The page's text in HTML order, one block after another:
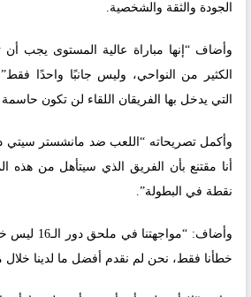
الجودة والثقة والشخصية.
وأضاف “إنها مباراة عالية المستوى يجب
الكثير من النواحي، وليس جانبًا واحدًا
التي يدخل بها الفريقان اللقاء لن تكون حاسمة
وأكمل تصريحاته “اللعب ضد مانشستر سيتي
أنا مقتنع بأن الفريق الذي سيتأهل من هذه
نقطة في البطولة”.
وأضاف:
خطأنا فقط، نحن لم نقدم أفضل ما لدينا خلال